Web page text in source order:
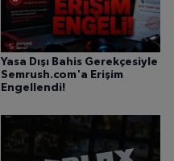
Yasa Dışı Bahis Gerekçesiyle
Semrush.com'a Erişim
Engellendi!